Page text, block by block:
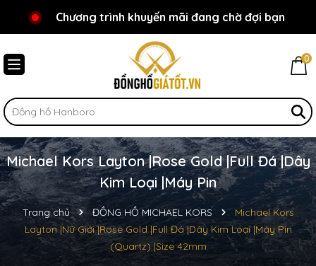
Chào mừng bạn đến với Đồnghồgiátốt.vn!
Chương trình khuyến mãi đang chờ đợi bạn
0
Michael Kors Layton |Rose Gold |Full Đá |Dây
Kim Loại |Máy Pin
Trang chủ ĐỒNG HỒ MICHAEL KORS
Michael Kors
Layton |Nữ Giới |Rose Gold |Full Đá |Dây Kim Loại |Máy Pin
(Quartz) |Size 42mm